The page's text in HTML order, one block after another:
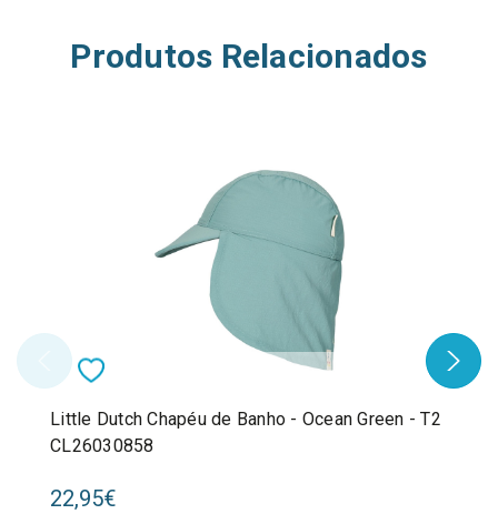
Produtos Relacionados
Little Dutch Chapéu de Banho - Ocean Green - T2
CL26030858
22,95€